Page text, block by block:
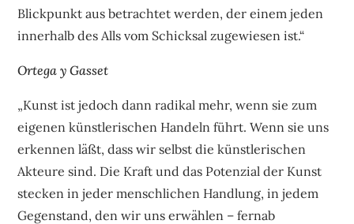
Blickpunkt aus betrachtet werden, der einem jeden
innerhalb des Alls vom Schicksal zugewiesen ist.“
Ortega y Gasset
„Kunst ist jedoch dann radikal mehr, wenn sie zum
eigenen künstlerischen Handeln führt. Wenn sie uns
erkennen läßt, dass wir selbst die künstlerischen
Akteure sind. Die Kraft und das Potenzial der Kunst
stecken in jeder menschlichen Handlung, in jedem
Gegenstand, den wir uns erwählen – fernab